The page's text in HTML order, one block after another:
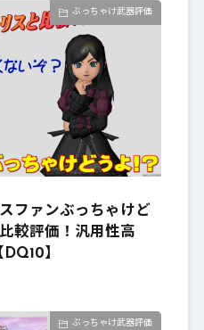
ぶっちゃけ武器評価
ファンぶっちゃけど
較評価！汎用性高
】
ぶっちゃけ武器評価